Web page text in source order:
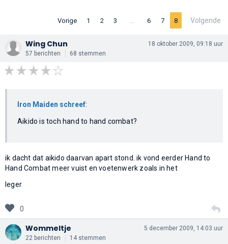
Vorige 1 2 3 6 7 8 Volgende
Wing Chun
57 berichten 68 stemmen
18 oktober 2009, 09:18 uur
Iron Maiden schreef:
Aikido is toch hand to hand combat?
ik dacht dat aikido daarvan apart stond. ik vond eerder Hand to
Hand Combat meer vuist en voetenwerk zoals in het
leger
0
Wommeltje
22 berichten 14 stemmen
5 december 2009, 14:03 uur